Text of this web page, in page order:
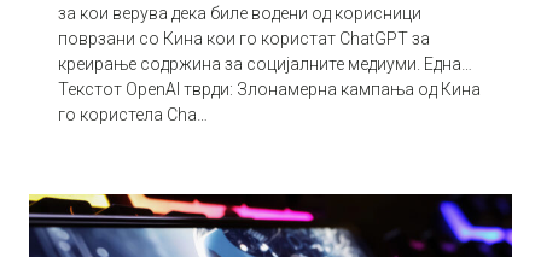
за кои верува дека биле водени од корисници
поврзани со Кина кои го користат ChatGPT за
креирање содржина за социјалните медиуми. Една…
Текстот OpenAI тврди: Злонамерна кампања од Кина
го користела Cha…